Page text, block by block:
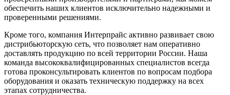
обеспечить наших клиентов исключительно надежными и
проверенными решениями.
Кроме того, компания Интерпрайс активно развивает свою
дистрибьюторскую сеть, что позволяет нам оперативно
доставлять продукцию по всей территории России. Наша
команда высококвалифицированных специалистов всегда
готова проконсультировать клиентов по вопросам подбора
оборудования и оказать техническую поддержку на всех
этапах сотрудничества.